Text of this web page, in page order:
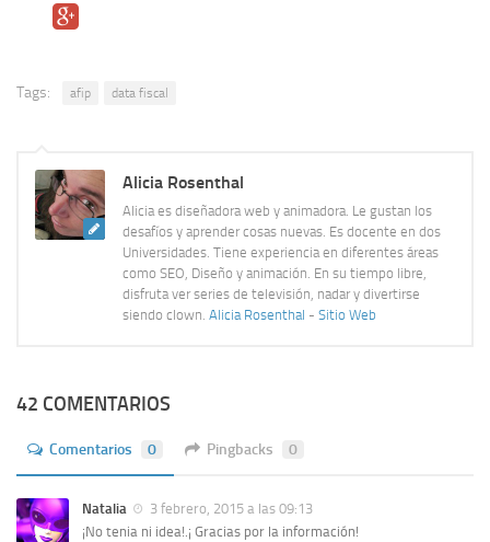
Tags: afip data fiscal
Alicia Rosenthal
Alicia es diseñadora web y animadora. Le gustan los
desafíos y aprender cosas nuevas. Es docente en dos
Universidades. Tiene experiencia en diferentes áreas
como SEO, Diseño y animación. En su tiempo libre,
disfruta ver series de televisión, nadar y divertirse
siendo clown. Alicia Rosenthal - Sitio Web
42 COMENTARIOS
Comentarios 0 Pingbacks 0
Natalia
3 febrero, 2015 a las 09:13
¡No tenia ni idea!.¡ Gracias por la información!